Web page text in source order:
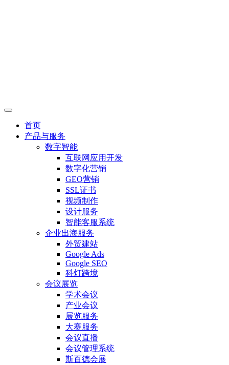
首页
产品与服务
数字智能
互联网应用开发
数字化营销
GEO营销
SSL证书
视频制作
设计服务
智能客服系统
企业出海服务
外贸建站
Google Ads
Google SEO
科灯跨境
会议展览
学术会议
产业会议
展览服务
大赛服务
会议直播
会议管理系统
斯百德会展